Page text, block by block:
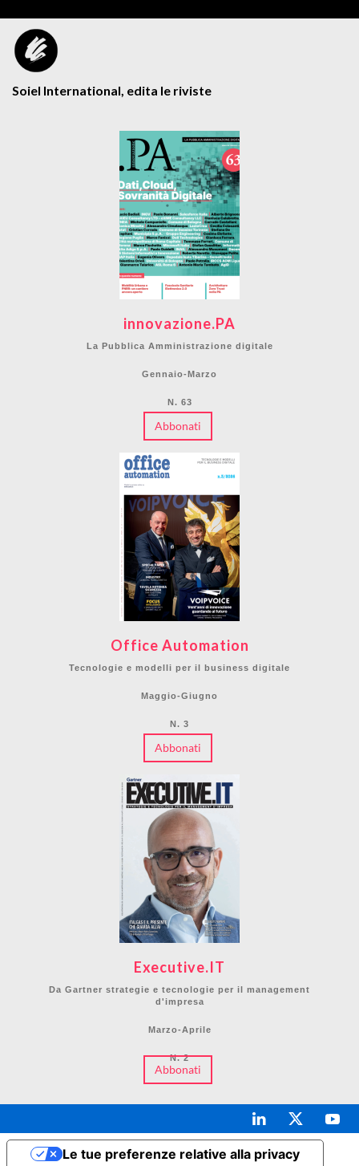
Soiel International, edita le riviste
innovazione.PA
La Pubblica Amministrazione digitale
Gennaio-Marzo
N. 63
Abbonati
Office Automation
Tecnologie e modelli per il business digitale
Maggio-Giugno
N. 3
Abbonati
Executive.IT
Da Gartner strategie e tecnologie per il management
d'impresa
Marzo-Aprile
N. 2
Abbonati
Le tue preferenze relative alla privacy